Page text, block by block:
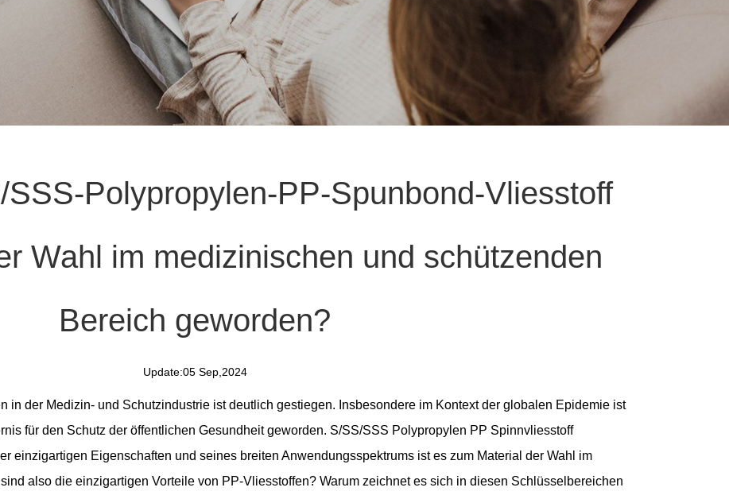
Polypropylen-PP-Spunbond-Vliesstoff
Wahl im medizinischen und schützenden
Bereich geworden?
Update:05 Sep,2024
in der Medizin- und Schutzindustrie ist deutlich gestiegen. Insbesondere im Kontext der globalen Epidemie ist
für den Schutz der öffentlichen Gesundheit geworden. S/SS/SSS Polypropylen PP Spinnvliesstoff
einzigartigen Eigenschaften und seines breiten Anwendungsspektrums ist es zum Material der Wahl im
also die einzigartigen Vorteile von PP-Vliesstoffen? Warum zeichnet es sich in diesen Schlüsselbereichen